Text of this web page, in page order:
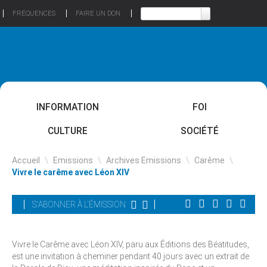
FRÉQUENCES FAIRE UN DON
INFORMATION FOI
CULTURE SOCIÉTÉ
Accueil \ Emissions \ Archives Emissions \ Carême \
Vivre le carême avec Léon XIV
S'ABONNER À L'ÉMISSION
Vivre le Carême avec Léon XIV, paru aux Éditions des Béatitudes,
est une invitation à cheminer pendant 40 jours avec un extrait de